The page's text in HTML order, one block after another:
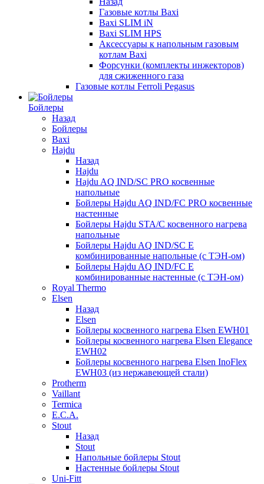
Газовые котлы Baxi
Baxi SLIM iN
Baxi SLIM HPS
Аксессуары к напольным газовым
котлам Baxi
Форсунки (комплекты инжекторов)
для сжиженного газа
Газовые котлы Ferroli Pegasus
Бойлеры
Назад
Бойлеры
Baxi
Hajdu
Назад
Hajdu
Hajdu AQ IND/SC PRO косвенные
напольные
Бойлеры Hajdu AQ IND/FC PRO косвенные
настенные
Бойлеры Hajdu STA/C косвенного нагрева
напольные
Бойлеры Hajdu AQ IND/SC E
комбинированные напольные (с ТЭН-ом)
Бойлеры Hajdu AQ IND/FC E
комбинированные настенные (с ТЭН-ом)
Royal Thermo
Elsen
Назад
Elsen
Бойлеры косвенного нагрева Elsen EWH01
Бойлеры косвенного нагрева Elsen Elegance
EWH02
Бойлеры косвенного нагрева Elsen InoFlex
EWH03 (из нержавеющей стали)
Protherm
Vaillant
Termica
E.C.A.
Stout
Назад
Stout
Напольные бойлеры Stout
Настенные бойлеры Stout
Uni-Fitt